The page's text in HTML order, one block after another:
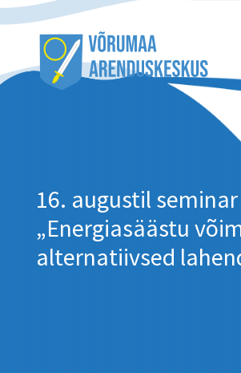
16. augustil seminar
„Energiasäästu
alternatiivsed